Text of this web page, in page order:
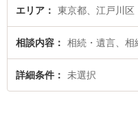
護士や遠山法律事務所の遠山 泰夫
い』『相続手続きのトラブル解決
『初回相談無料で相続手続きを法
したい』などでお困りの相談者さ
エリア 東京都、江戸川区
相談内容 相続・遺言、相
詳細条件 未選択